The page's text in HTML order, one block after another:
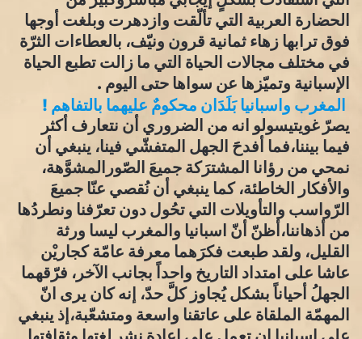
الحضارة العربية التي تألّقت وازدهرت وبلغت أوجها
فوق ترابها زهاء ثمانية قرون ونيّف، بالعطاءات الثرّة
في مختلف مجالات الحياة التي ما زالت تطبع الحياة
الإسبانية وتميّزها عن سواها حتى اليوم .
المغرب واسبانيا بَلَدَان محكومٌ عليهما بالتفاهم !
يصرّ غويتيسولو انه من الضروري أن نتعارف أكثر
فيما بيننا،فما أفدحََ الجهل المتفشّي فينا، ينبغي أن
نمحي من رؤانا المشترَكة جميعَ الصّورالمشوَّهة،
والأفكار الخاطئة، كما ينبغي أن نُقصي عنّا جميعَ
الرّواسب والتأويلات التي تحُول دون تعرّفنا ونطردُها
من أذهاننا،أظنّ أنّ اسبانيا والمغرب ليسا ورثة
القليل، ولقد طبعت فكرَهما معرفة عامّة كجاريْن
عاشا على امتداد التاريخ واحداً بجانب الآخر، فرّقهما
الجهلُ أحياناً بشكل يُجاوز كلَّ حدّ، إنه كان يرى انّ
المهمّة الملقاة على عاتقنا واسعة ومتشعّبة،إذ ينبغي